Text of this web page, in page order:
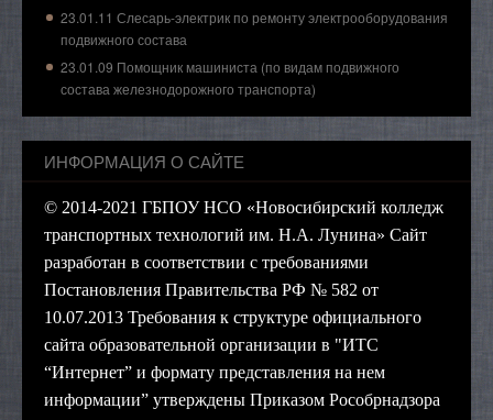
23.01.11 Слесарь-электрик по ремонту электрооборудования
подвижного состава
23.01.09 Помощник машиниста (по видам подвижного
состава железнодорожного транспорта)
ИНФОРМАЦИЯ О САЙТЕ
© 2014-2021 ГБПОУ НСО «Новосибирский колледж
транспортных технологий им. Н.А. Лунина» Сайт
разработан в соответствии с требованиями
Постановления Правительства РФ № 582 от
10.07.2013 Требования к структуре официального
сайта образовательной организации в "ИТС
“Интернет” и формату представления на нем
информации” утверждены Приказом Рособрнадзора